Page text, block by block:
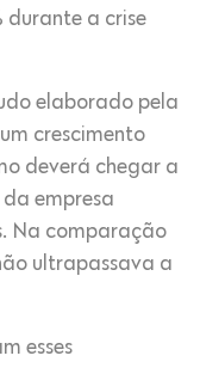
durante a crise
elaborado pela
crescimento
deverá chegar a
empresa
Na comparação
ultrapassava a
esses